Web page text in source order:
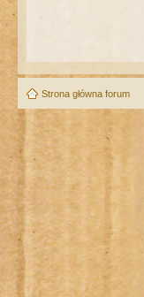
Strona główna forum